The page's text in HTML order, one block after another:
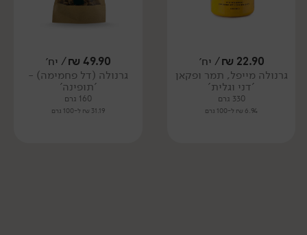
22.90
₪/ יח׳
גרנולה מייפל, תמר ופקאן
'דני וגלית'
330 גרם
6.94 ₪ ל-100 גרם
49.90
₪/ יח׳
גרנולה (דל פחמימה) -
'תופינה'
160 גרם
31.19 ₪ ל-100 גרם